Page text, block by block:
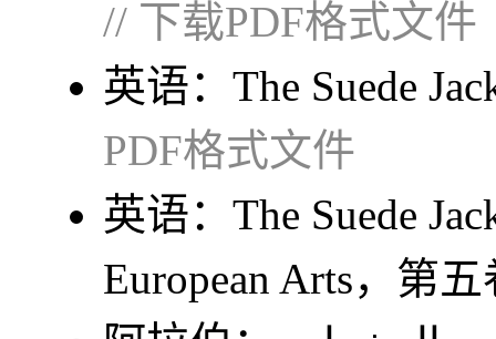
// 下载PDF格式文件
英语： The Suede
PDF格式文件
英语： The Suede
European Arts，第